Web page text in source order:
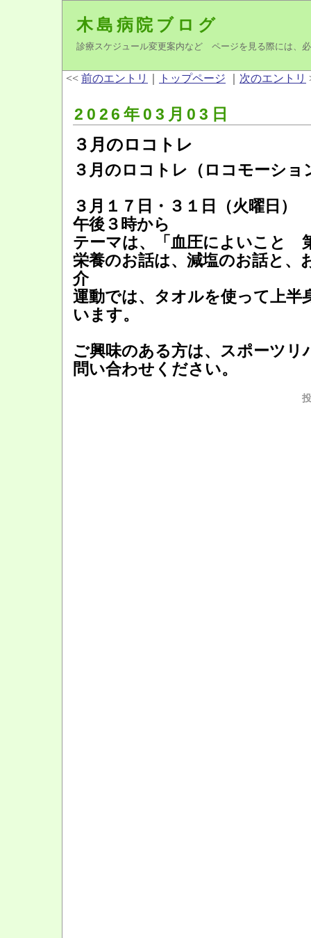
木島病院ブログ
診療スケジュール変更案内など ページを見る際には、
<< 前のエントリ トップページ 次のエントリ
2026年03月03日
３月のロコトレ
３月のロコトレ（ロコモーショ
３月１７日・３１日（火曜日）
午後３時から
テーマは、「血圧によいこと
栄養のお話は、減塩のお話と、
介
運動では、タオルを使って上半
います。
ご興味のある方は、スポーツ
問い合わせください。